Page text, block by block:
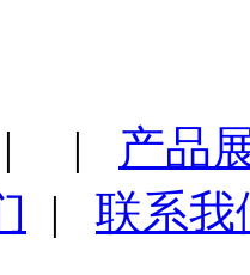
| | 产品
| 联系我